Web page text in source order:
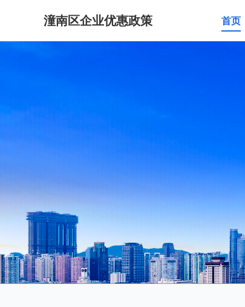
潼南区企业优惠政策 首页